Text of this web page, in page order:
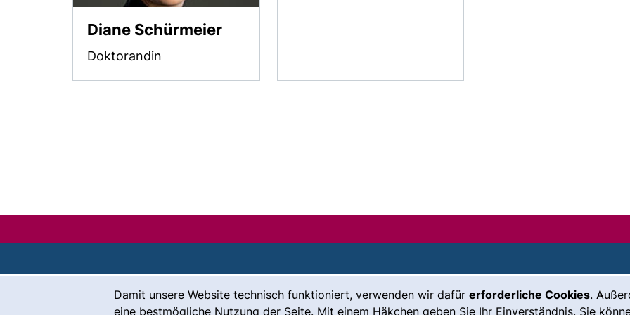
Damit unsere Website technisch funktioniert, verwenden wir dafür erforderliche Cookies.
eine bestmögliche Nutzung der Seite. Mit einem Häkchen geben Sie Ihr Einverständnis. Sie
Diane Schürmeier
Doktorandin
Kontakt Leichte Sprache Impressum